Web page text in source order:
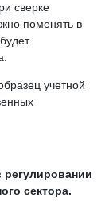
сверке
поменять в
учетной
регулировании
сектора.